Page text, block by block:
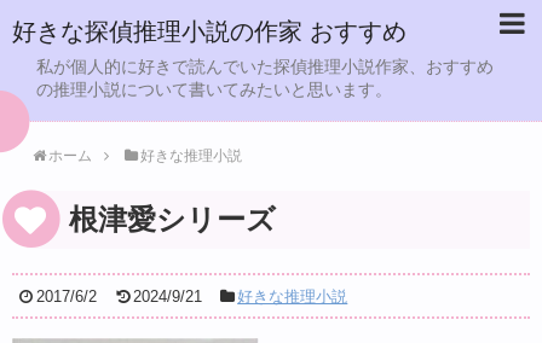
好きな探偵推理小説の作家 おすすめ
私が個人的に好きで読んでいた探偵推理小説作家、おすすめ
の推理小説について書いてみたいと思います。
ホーム 好きな推理小説
根津愛シリーズ
2017/6/2 2024/9/21 好きな推理小説